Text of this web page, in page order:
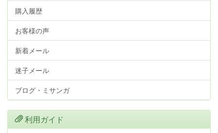
購入履歴
お客様の声
新着メール
迷子メール
ブログ・ミサンガ
利用ガイド